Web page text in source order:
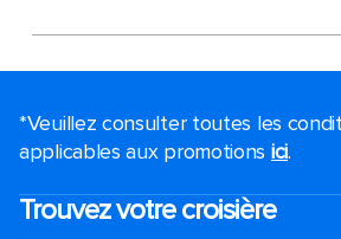
*Veuillez consulter toutes les
applicables aux promotions ici.
Trouvez votre croisière